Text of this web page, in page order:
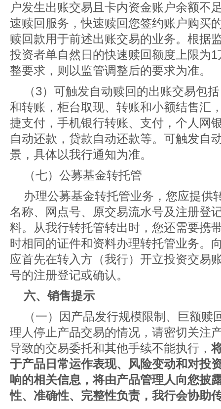
户发生出账交易且卡内资金账户余额不
速赎回服务，快速赎回您签约账户购买
赎回款用于前述出账交易的业务。根据
投资者单自然日的快速赎回额度上限为
整要求，则以监管调整后的要求为准。
（3）可触发自动赎回的出账交易包
和转账，柜台取现、转账和小额结售汇
捷支付，手机银行转账、支付，个人网
自动还款，贷款自动还款等。可触发自
景，具体以我行通知为准。
（七）公募基金转托管
办理公募基金转托管业务，您应提供
名称、网点号、原交易流水号及注册登
料。从我行转托管转出时，您还需要携
时相同的证件和资料办理转托管业务。
应首先在转入方（我行）开立投资交易
号的注册登记或确认。
六、销售提示
（一）因产品发行规模限制、巨额
理人停止产品交易的情况，请密切关注
导致的交易委托和其他手续不能执行，
于产品日常运作表现、风险变动和对投
响的相关信息，将由产品管理人向您披
性、准确性、完整性负责，我行会协助